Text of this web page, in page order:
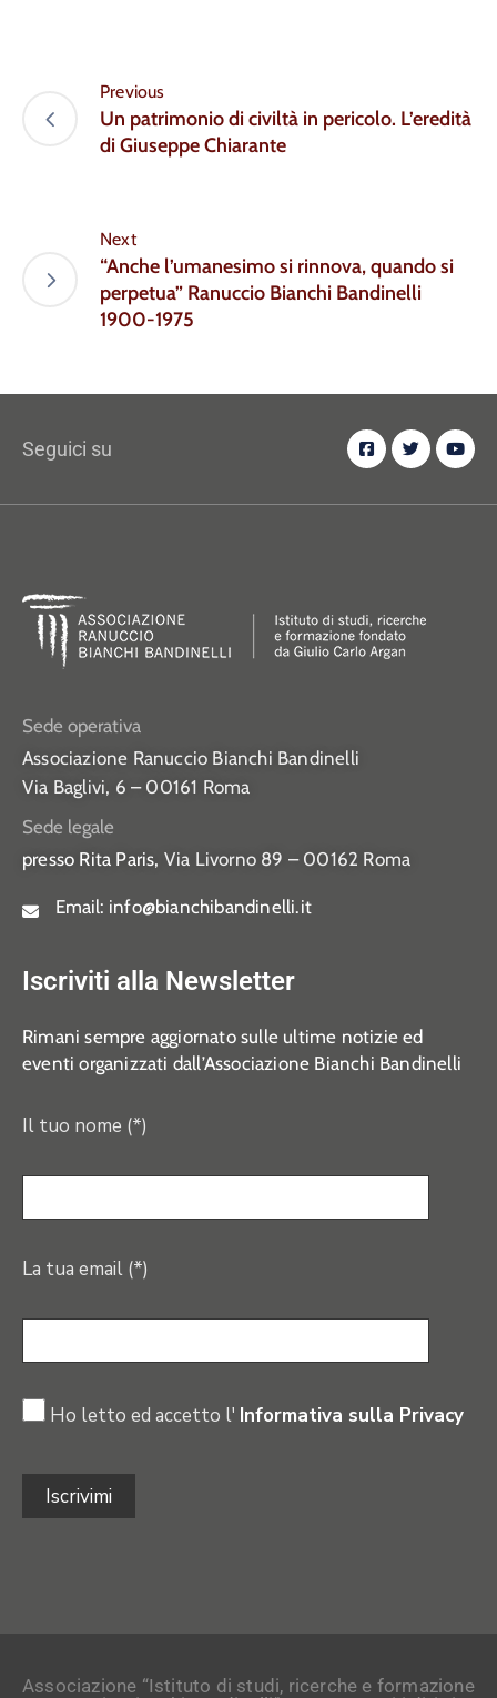
Previous
Un patrimonio di civiltà in pericolo. L’eredità
di Giuseppe Chiarante
Next
“Anche l’umanesimo si rinnova, quando si
perpetua” Ranuccio Bianchi Bandinelli
1900-1975
Seguici su
Sede operativa
Associazione Ranuccio Bianchi Bandinelli
Via Baglivi, 6 – 00161 Roma
Sede legale
presso Rita Paris, Via Livorno 89 – 00162 Roma
Email: info@bianchibandinelli.it
Iscriviti alla Newsletter
Rimani sempre aggiornato sulle ultime notizie ed
eventi organizzati dall’Associazione Bianchi Bandinelli
Il tuo nome (*)
La tua email (*)
Ho letto ed accetto l' Informativa sulla Privacy
Associazione “Istituto di studi, ricerche e formazione